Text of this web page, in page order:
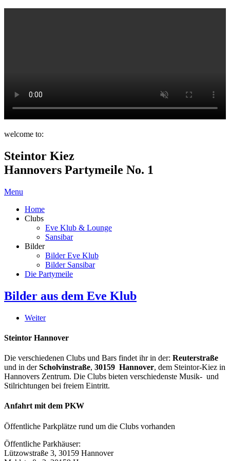
welcome to:
Steintor Kiez
Hannovers Partymeile No. 1
Menu
Home
Clubs
Eve Klub & Lounge
Sansibar
Bilder
Bilder Eve Klub
Bilder Sansibar
Die Partymeile
Bilder aus dem Eve Klub
Weiter
Steintor Hannover
Die verschiedenen Clubs und Bars findet ihr in der: Reuterstraße
und in derScholvinstraße, 30159 Hannover, dem Steintor-Kiez in
Hannovers Zentrum. Die Clubs bieten verschiedenste Musik- und
Stilrichtungen bei freiem Eintritt.
Anfahrt mit dem PKW
Öffentliche Parkplätze rund um die Clubs vorhanden
Öffentliche Parkhäuser:
Lützowstraße 3, 30159 Hannover